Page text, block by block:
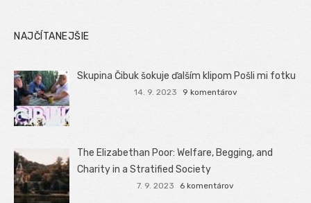
NAJČÍTANEJŠIE
Skupina Čibuk šokuje ďalším klipom Pošli mi fotku
14. 9. 2023 9 komentárov
The Elizabethan Poor: Welfare, Begging, and
Charity in a Stratified Society
7. 9. 2023 6 komentárov